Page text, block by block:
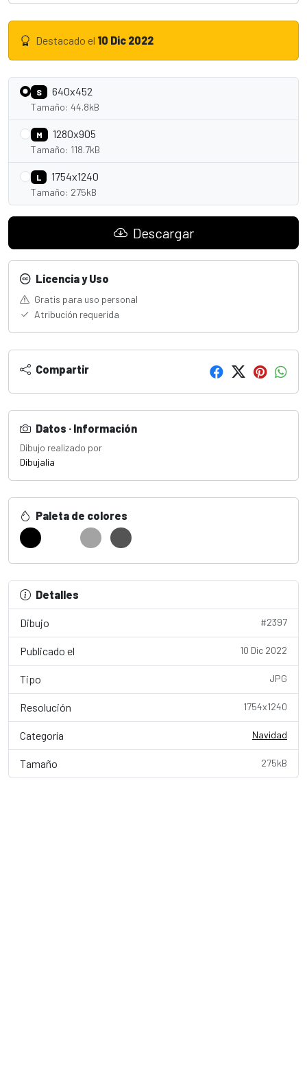
Destacado el 10 Dic 2022
S 640x452
Tamaño: 44.8kB
M 1280x905
Tamaño: 118.7kB
L 1754x1240
Tamaño: 275kB
Descargar
Licencia y Uso
Gratis para uso personal
Atribución requerida
Compartir
Datos · Información
Dibujo realizado por
Dibujalia
Paleta de colores
Detalles
Dibujo #2397
Publicado el 10 Dic 2022
Tipo JPG
Resolución 1754x1240
Categoría Navidad
Tamaño 275kB